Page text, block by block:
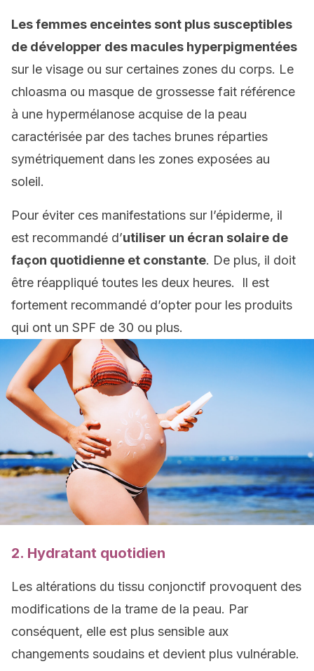
Les femmes enceintes sont plus susceptibles
de développer des macules hyperpigmentées
sur le visage ou sur certaines zones du corps. Le
chloasma ou masque de grossesse fait référence
à une hypermélanose acquise de la peau
caractérisée par des taches brunes réparties
symétriquement dans les zones exposées au
soleil.
Pour éviter ces manifestations sur l’épiderme, il
est recommandé d’utiliser un écran solaire de
façon quotidienne et constante. De plus, il doit
être réappliqué toutes les deux heures. Il est
fortement recommandé d’opter pour les produits
qui ont un SPF de 30 ou plus.
2. Hydratant quotidien
Les altérations du tissu conjonctif provoquent des
modifications de la trame de la peau. Par
conséquent, elle est plus sensible aux
changements soudains et devient plus vulnérable.